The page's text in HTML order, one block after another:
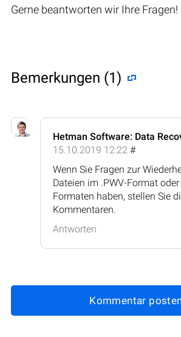
Gerne beantworten wir Ihre Fragen!
Bemerkungen (1)
Hetman Software: Data
15.10.2019 12:22 #
Wenn Sie Fragen zur
Dateien im .PWV-Format
Formaten haben, stellen Sie
Kommentaren.
Antworten
Kommentar